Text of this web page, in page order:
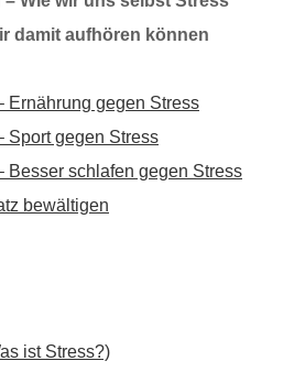
damit aufhören können
Ernährung gegen Stress
Sport gegen Stress
Besser schlafen gegen Stress
bewältigen
ist Stress?)